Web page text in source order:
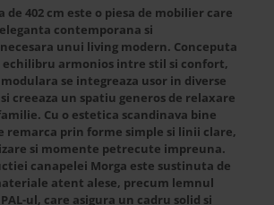
de 402 cm este o piesa de mobilier care
contemporana si
unui living modern. Conceputa
armonios intre stil si confort,
se integreaza usor in diverse
creeaza un spatiu generos de relaxare
Cu o estetica scandinava bine
remarca prin forme simple si linii clare,
si momente petrecute impreuna.
canapelei Morga este sustinuta de
atent alese, precum lemnul
ul, care asigura un cadru solid si